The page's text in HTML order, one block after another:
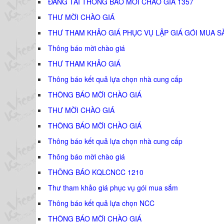
THƯ MỜI CHÀO GIÁ
THƯ THAM KHẢO GIÁ PHỤC VỤ LẬP GIÁ GÓI MUA
Thông báo mời chào giá
THƯ THAM KHẢO GIÁ
Thông báo kết quả lựa chọn nhà cung cấp
THÔNG BÁO MỜI CHÀO GIÁ
THƯ MỜI CHÀO GIÁ
THÔNG BÁO MỜI CHÀO GIÁ
Thông báo kết quả lựa chọn nhà cung cấp
Thông báo mời chào giá
THÔNG BÁO KQLCNCC 1210
Thư tham khảo giá phục vụ gói mua sắm
Thông báo kết quả lựa chọn NCC
THÔNG BÁO MỜI CHÀO GIÁ